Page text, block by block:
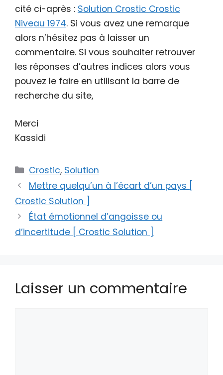
cité ci-après : Solution Crostic Crostic
Niveau 1974. Si vous avez une remarque
alors n’hésitez pas à laisser un
commentaire. Si vous souhaiter retrouver
les réponses d’autres indices alors vous
pouvez le faire en utilisant la barre de
recherche du site,
Merci
Kassidi
Catégories
Crostic, Solution
Mettre quelqu’un à l’écart d’un pays [
Crostic Solution ]
État émotionnel d’angoisse ou
d’incertitude [ Crostic Solution ]
Laisser un commentaire